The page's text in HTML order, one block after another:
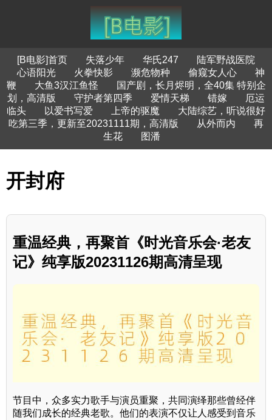
[B电影]首页 失落少年 华氏247
陆军野战医院
心语阳光
火拳快影 濒危物种 偷窥女人心
神
鞭
大鱼3汉江鱼怪
国产剧，长月烬明，全40集 特别企
划，高清版
守护者第四季 爱情天梯 错嫁
厄运
临头
以爱书写爱 上帝的驱魔
大陆综艺，听说很好
吃第三季，更新至20231111期，高清版
从外而内
再
生花
图潘
开封府
重温经典，再聚首《时光音乐会·老友
记》纯享版20231126期高清呈现
节目中，众多实力歌手与演员重聚，共同演绎那些曾经伴
随我们成长的经典老歌。他们的表演不仅让人感受到音乐